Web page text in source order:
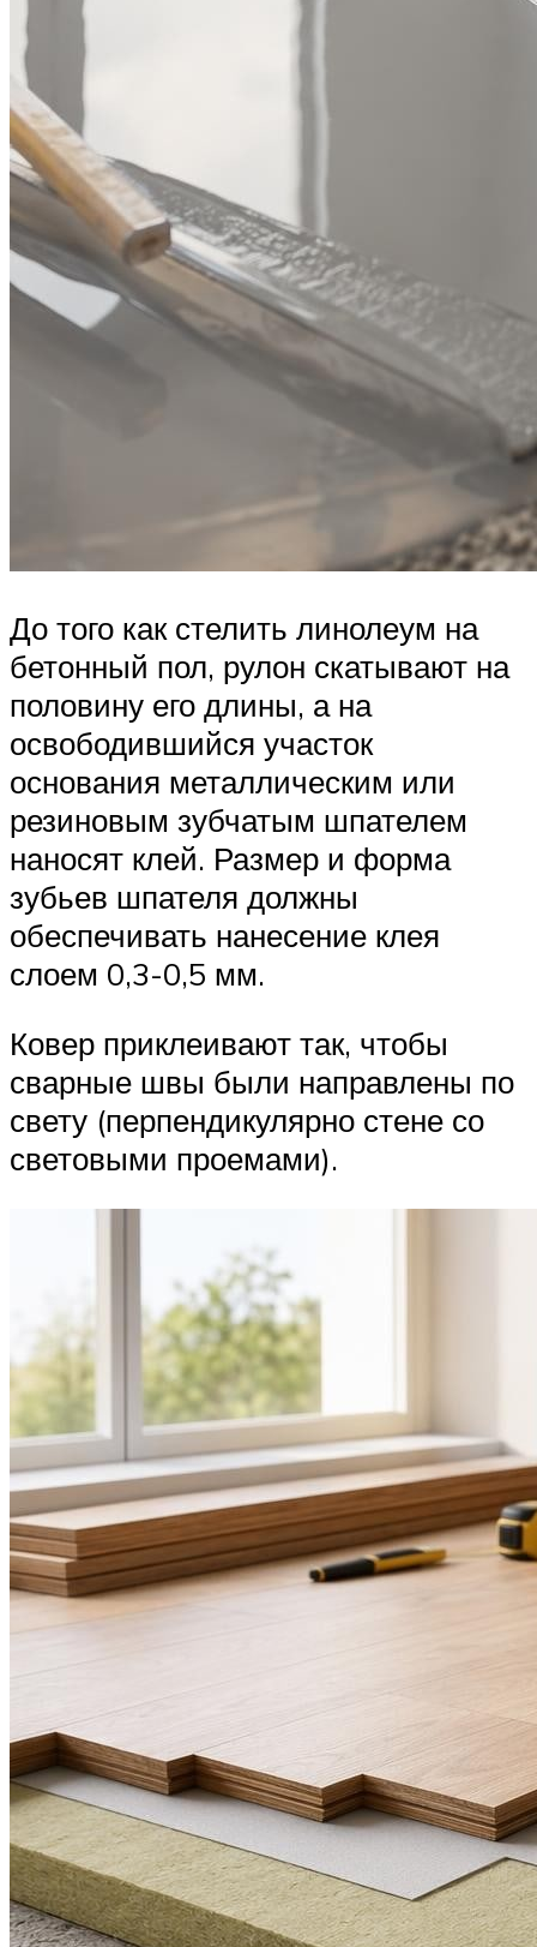
До того как стелить линолеум на
бетонный пол, рулон скатывают на
половину его длины, а на
освободившийся участок
основания металлическим или
резиновым зубчатым шпателем
наносят клей. Размер и форма
зубьев шпателя должны
обеспечивать нанесение клея
слоем 0,3-0,5 мм.
Ковер приклеивают так, чтобы
сварные швы были направлены по
свету (перпендикулярно стене со
световыми проемами).